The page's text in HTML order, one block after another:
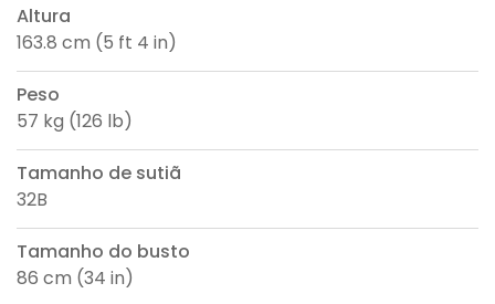
Altura
163.8 cm (5 ft 4 in)
Peso
57 kg (126 lb)
Tamanho de sutiã
32B
Tamanho do busto
86 cm (34 in)